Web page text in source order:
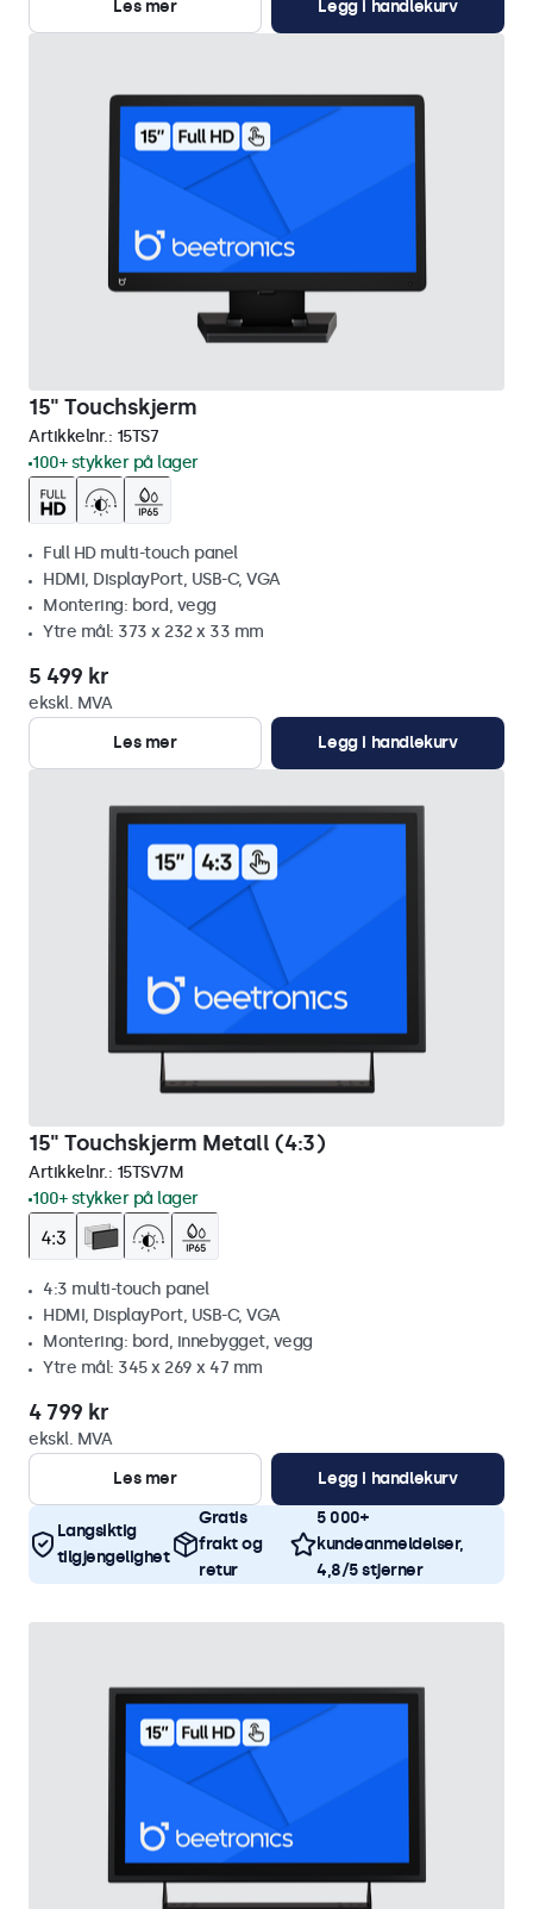
Les mer Legg i handlekurv
15" Touchskjerm
Artikkelnr.: 15TS7
100+ stykker på lager
Full HD multi-touch panel
HDMI, DisplayPort, USB-C, VGA
Montering: bord, vegg
Ytre mål: 373 x 232 x 33 mm
5 499 kr
ekskl. MVA
Les mer
Legg i handlekurv
15" Touchskjerm Metall (4:3)
Artikkelnr.: 15TSV7M
100+ stykker på lager
4:3 multi-touch panel
HDMI, DisplayPort, USB-C, VGA
Montering: bord, innebygget, vegg
Ytre mål: 345 x 269 x 47 mm
4 799 kr
ekskl. MVA
Les mer
Legg i handlekurv
Langsiktig
tilgjengelighet
Gratis
frakt og
retur
5 000+
kundeanmeldelser,
4,8/5 stjerner